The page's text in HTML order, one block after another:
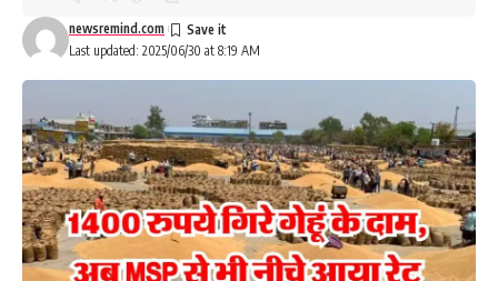
Last updated: 2025/06/30 at 8:19 AM
newsremind.com